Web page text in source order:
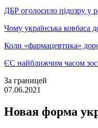
ДБР оголосило підозру у
Чому українська ковбаса
Коли «фармацевтика»
ЄС найближчим часом
За границей
07.06.2021
Новая форма